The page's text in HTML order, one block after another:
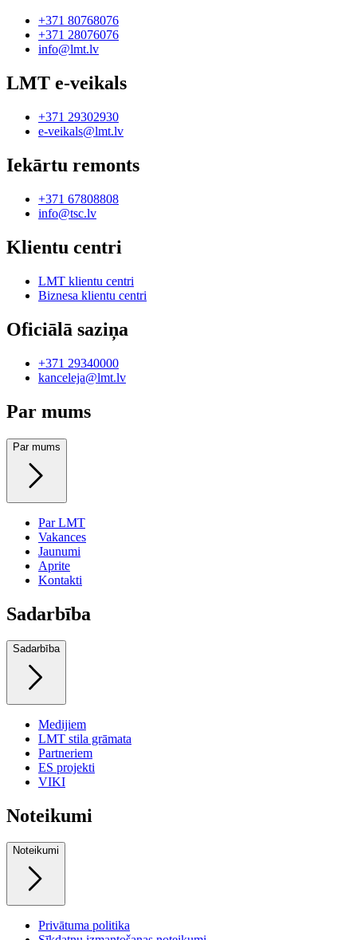
+371 80768076
+371 28076076
info@lmt.lv
LMT e-veikals
+371 29302930
e-veikals@lmt.lv
Iekārtu remonts
+371 67808808
info@tsc.lv
Klientu centri
LMT klientu centri
Biznesa klientu centri
Oficiālā saziņa
+371 29340000
kanceleja@lmt.lv
Par mums
Par mums
Par LMT
Vakances
Jaunumi
Aprite
Kontakti
Sadarbība
Sadarbība
Medijiem
LMT stila grāmata
Partneriem
ES projekti
VIKI
Noteikumi
Noteikumi
Privātuma politika